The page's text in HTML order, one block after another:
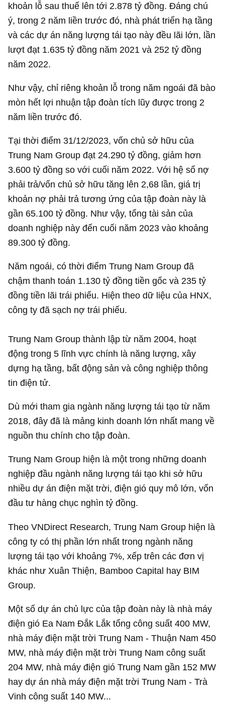
khoản lỗ sau thuế lên tới 2.878 tỷ đồng. Đáng chú
ý, trong 2 năm liền trước đó, nhà phát triển hạ tầng
và các dự án năng lượng tái tạo này đều lãi lớn, lần
lượt đạt 1.635 tỷ đồng năm 2021 và 252 tỷ đồng
năm 2022.
Như vậy, chỉ riêng khoản lỗ trong năm ngoái đã bào
mòn hết lợi nhuận tập đoàn tích lũy được trong 2
năm liền trước đó.
Tại thời điểm 31/12/2023, vốn chủ sở hữu của
Trung Nam Group đạt 24.290 tỷ đồng, giảm hơn
3.600 tỷ đồng so với cuối năm 2022. Với hệ số nợ
phải trả/vốn chủ sở hữu tăng lên 2,68 lần, giá trị
khoản nợ phải trả tương ứng của tập đoàn này là
gần 65.100 tỷ đồng. Như vậy, tổng tài sản của
doanh nghiệp này đến cuối năm 2023 vào khoảng
89.300 tỷ đồng.
Năm ngoái, có thời điểm Trung Nam Group đã
chậm thanh toán 1.130 tỷ đồng tiền gốc và 235 tỷ
đồng tiền lãi trái phiếu. Hiện theo dữ liệu của HNX,
công ty đã sạch nợ trái phiếu.
Trung Nam Group thành lập từ năm 2004, hoạt
động trong 5 lĩnh vực chính là năng lượng, xây
dựng hạ tầng, bất động sản và công nghiệp thông
tin điện tử.
Dù mới tham gia ngành năng lượng tái tạo từ năm
2018, đây đã là mảng kinh doanh lớn nhất mang về
nguồn thu chính cho tập đoàn.
Trung Nam Group hiện là một trong những doanh
nghiệp đầu ngành năng lượng tái tạo khi sở hữu
nhiều dự án điện mặt trời, điện gió quy mô lớn, vốn
đầu tư hàng chục nghìn tỷ đồng.
Theo VNDirect Research, Trung Nam Group hiện là
công ty có thị phần lớn nhất trong ngành năng
lượng tái tạo với khoảng 7%, xếp trên các đơn vị
khác như Xuân Thiện, Bamboo Capital hay BIM
Group.
Một số dự án chủ lực của tập đoàn này là nhà máy
điện gió Ea Nam Đắk Lắk tổng công suất 400 MW,
nhà máy điện mặt trời Trung Nam - Thuận Nam 450
MW, nhà máy điện mặt trời Trung Nam công suất
204 MW, nhà máy điện gió Trung Nam gần 152 MW
hay dự án nhà máy điện mặt trời Trung Nam - Trà
Vinh công suất 140 MW...